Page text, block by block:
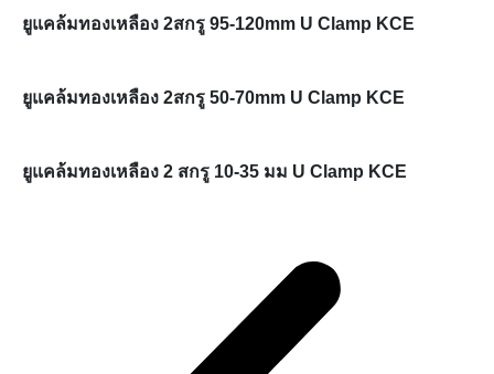
ยูแคล้มทองเหลือง 2สกรู 95-120mm U Clamp KCE
ยูแคล้มทองเหลือง 2สกรู 50-70mm U Clamp KCE
ยูแคล้มทองเหลือง 2 สกรู 10-35 มม U Clamp KCE